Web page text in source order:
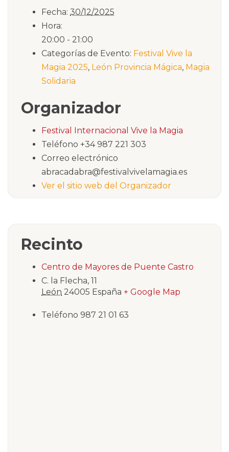
Fecha: 30/12/2025
Hora:
20:00 - 21:00
Categorías de Evento: Festival Vive la
Magia 2025, León Provincia Mágica, Magia
Solidaria
Organizador
Festival Internacional Vive la Magia
Teléfono +34 987 221 303
Correo electrónico
abracadabra@festivalvivelamagia.es
Ver el sitio web del Organizador
Recinto
Centro de Mayores de Puente Castro
C. la Flecha, 11
León 24005 España + Google Map
Teléfono 987 21 01 63